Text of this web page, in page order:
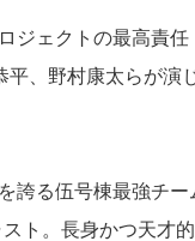
ジェクトの最高責任
平、野村康太らが演
誇る伍号棟最強チー
ト。長身かつ天才